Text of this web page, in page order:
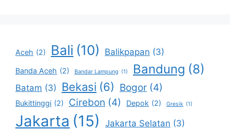
Aceh (2) Bali (10) Balikpapan (3)
Banda Aceh (2) Bandar Lampung (1) Bandung (8)
Batam (3) Bekasi (6) Bogor (4)
Bukittinggi (2) Cirebon (4) Depok (2) Gresik (1)
Jakarta (15) Jakarta Selatan (3)